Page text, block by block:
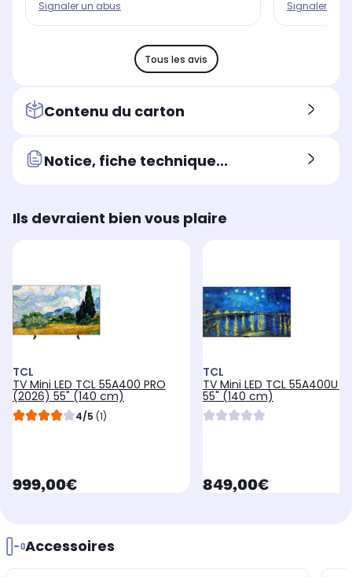
Signaler un abus
Signaler un
Tous les avis
Contenu du carton
Notice, fiche technique...
Ils devraient bien vous plaire
TCL
TV Mini LED TCL 55A400 PRO
(2026) 55" (140 cm)
4/5 (1)
currentPrice
999,00€
TCL
TV Mini LED TCL 55A400U
55" (140 cm)
currentPrice
849,00€
Accessoires